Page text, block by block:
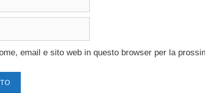
email e sito web in questo browser per la